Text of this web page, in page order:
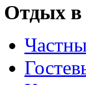
Отдых в